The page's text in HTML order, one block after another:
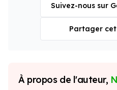
Suivez-nous sur
Partager
À propos de l'auteur,